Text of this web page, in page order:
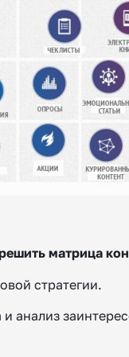
матрица
стратегии.
и анализ